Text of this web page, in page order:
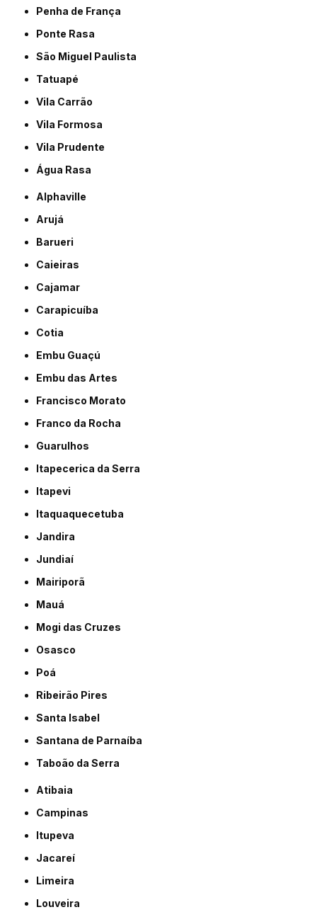
Penha de França
Ponte Rasa
São Miguel Paulista
Tatuapé
Vila Carrão
Vila Formosa
Vila Prudente
Água Rasa
Alphaville
Arujá
Barueri
Caieiras
Cajamar
Carapicuíba
Cotia
Embu Guaçú
Embu das Artes
Francisco Morato
Franco da Rocha
Guarulhos
Itapecerica da Serra
Itapevi
Itaquaquecetuba
Jandira
Jundiaí
Mairiporã
Mauá
Mogi das Cruzes
Osasco
Poá
Ribeirão Pires
Santa Isabel
Santana de Parnaíba
Taboão da Serra
Atibaia
Campinas
Itupeva
Jacareí
Limeira
Louveira